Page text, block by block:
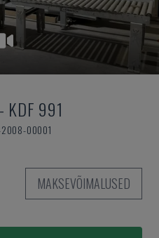
- KDF 991
2008-00001
MAKSEVÕIMALUSED